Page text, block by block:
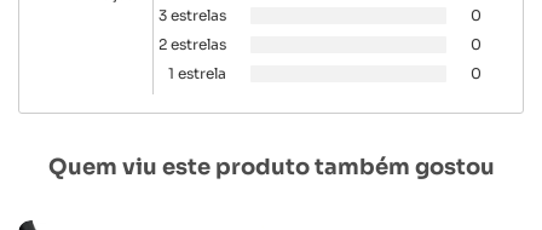
3 estrelas
0
2 estrelas
0
1 estrela
0
Quem viu este produto também gostou